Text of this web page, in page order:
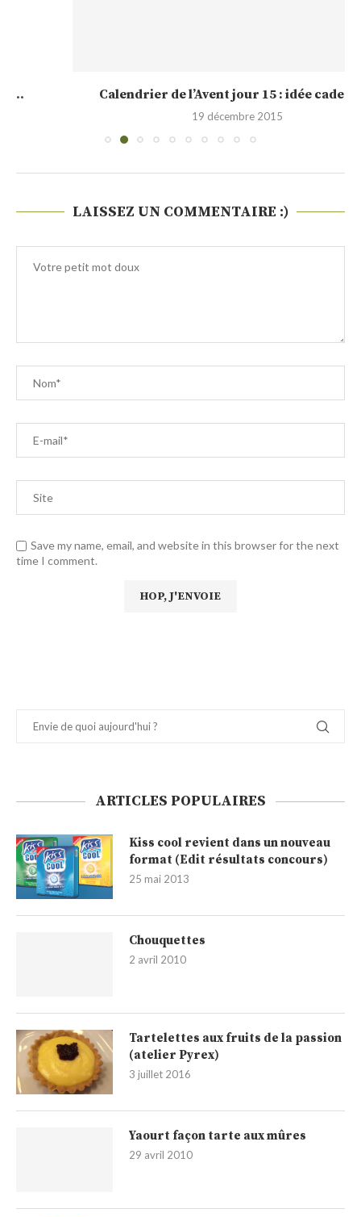
Calendrier de l’Avent jour 15 : idée cadeau,...
19 décembre 2015
LAISSEZ UN COMMENTAIRE :)
Save my name, email, and website in this browser for the next
time I comment.
ARTICLES POPULAIRES
Kiss cool revient dans un nouveau
format (Edit résultats concours)
25 mai 2013
Chouquettes
2 avril 2010
Tartelettes aux fruits de la passion
(atelier Pyrex)
3 juillet 2016
Yaourt façon tarte aux mûres
29 avril 2010